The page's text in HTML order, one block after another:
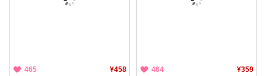
465 ¥458 464 ¥359